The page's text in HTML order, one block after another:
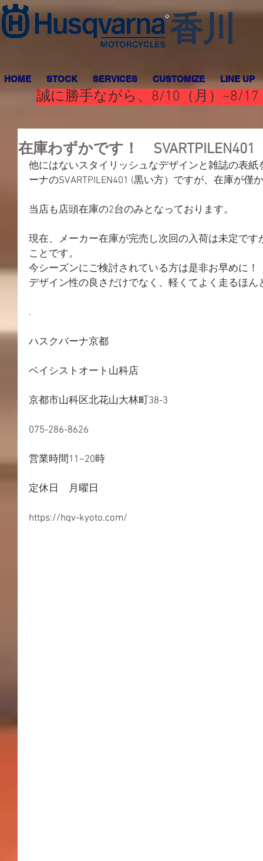
香川
HOME STOCK SERVICES CUSTOMIZE LINE UP
誠に勝手ながら、8/10（月）~8/
在庫わずかです！ SVARTPILEN401
他にはないスタイリッシュなデザインと雑誌の表
ーナのSVARTPILEN401 (黒い方）ですが、在庫が僅
当店も店頭在庫の2台のみとなっております。
現在、メーカー在庫が完売し次回の入荷は未定で
ことです。
今シーズンにご検討されている方は是非お早めに！
デザイン性の良さだけでなく、軽くてよく走るほん
.
ハスクバーナ京都
ベイシストオート山科店
京都市山科区北花山大林町38-3
075-286-8626
営業時間11~20時
定休日　月曜日
https://hqv-kyoto.com/